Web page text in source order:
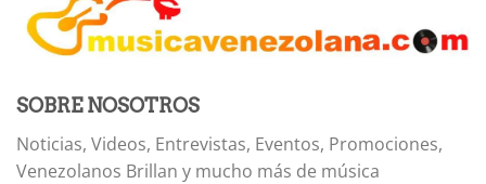
SOBRE NOSOTROS
Noticias, Videos, Entrevistas, Eventos, Promociones,
Venezolanos Brillan y mucho más de música